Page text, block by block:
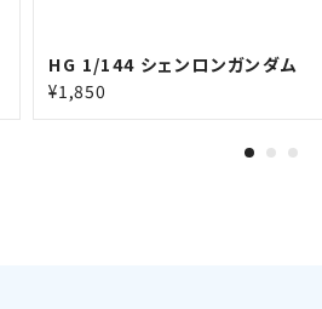
HG 1/144 シェンロンガンダム
¥1,850